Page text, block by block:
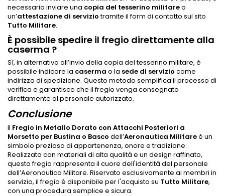
necessario inviare una copia del tesserino militareo
un’attestazione di serviziotramite il form di contatto sul sito
Tutto Militare.
È possibile spedire il fregio direttamente alla
caserma ?
Sì, in alternativa all’invio della copia del tesserino militare, è
possibile indicare la caserma o la sede di servizio come
indirizzo di spedizione. Questo metodo semplifica il processo di
verifica e garantisce che il fregio venga consegnato
direttamente al personale autorizzato.
Conclusione
Il Fregio in Metallo Dorato con Attacchi Posteriori a
Morsetto per Bustina o Basco dell’Aeronautica Militareè un
simbolo prezioso di appartenenza, onore e tradizione.
Realizzato con materiali di alta qualità e un design raffinato,
questo fregio rappresenta il cuore dell'identità del personale
dell’Aeronautica Militare. Riservato esclusivamente ai membri in
servizio, il fregio è disponibile per l'acquisto su Tutto Militare,
con una procedura semplice e sicura.